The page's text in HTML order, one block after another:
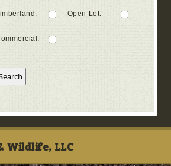
: Open Lot:
:
Wildlife, LLC